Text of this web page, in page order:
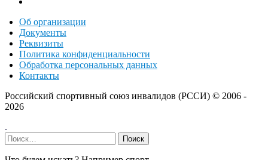
Об организации
Документы
Реквизиты
Политика конфиденциальности
Обработка персональных данных
Контакты
Российский спортивный союз инвалидов (РССИ) © 2006 -
2026
.
Найти: